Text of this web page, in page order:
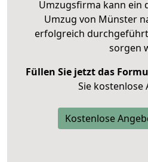
Umzugsfirma kann ein
Umzug von Münster
erfolgreich
sorgen
Füllen Sie jetzt das
Sie kostenlose
Kostenlose